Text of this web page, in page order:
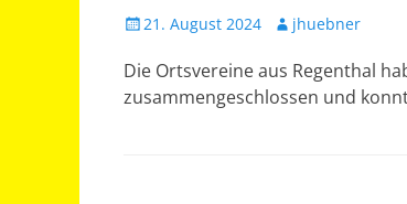
Veröffentlicht
21. August 2024 Autorjhuebner
Die Ortsvereine aus Regenthal
zusammengeschlossen und